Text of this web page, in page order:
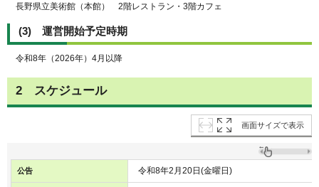
長野県立美術館（本館） 2階レストラン・3階カフェ
(3) 運営開始予定時期
令和8年（2026年）4月以降
2 スケジュール
画面サイズで表示
公告 令和8年2月20日(金曜日)